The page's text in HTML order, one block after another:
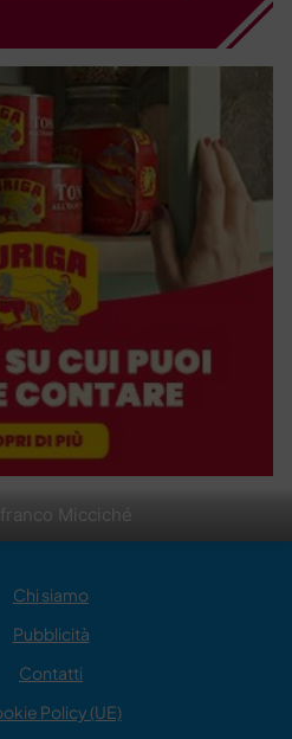
Micciché
Chi siamo
Pubblicità
Contatti
Policy (UE)